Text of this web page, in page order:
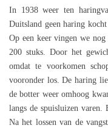
In 1938 weer ten
Duitsland geen haring
Op een keer vingen we
200 stuks. Door het
omdat te voorkomen
vooronder los. De haring
de botter weer omhoog
langs de spuisluizen varen.
Na het lossen van de